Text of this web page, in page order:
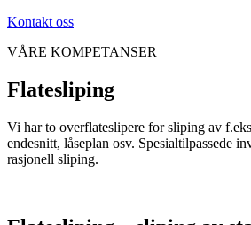
Kontakt oss
VÅRE KOMPETANSER
Flatesliping
Vi har to overflateslipere for sliping av
endesnitt, låseplan osv. Spesialtilpassede
rasjonell sliping.